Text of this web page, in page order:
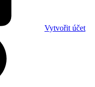
Vytvořit účet